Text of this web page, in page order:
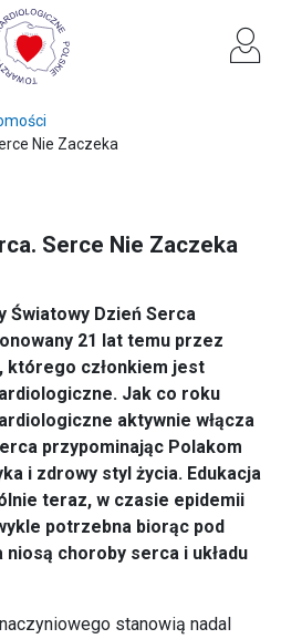
Nie Zaczeka
Serce Nie Zaczeka
Światowy Dzień Serca
21 lat temu przez
którego członkiem jest
Jak co roku
aktywnie włącza
przypominając Polakom
i zdrowy styl życia. Edukacja
teraz, w czasie epidemii
potrzebna biorąc pod
choroby serca i układu
stanowią nadal